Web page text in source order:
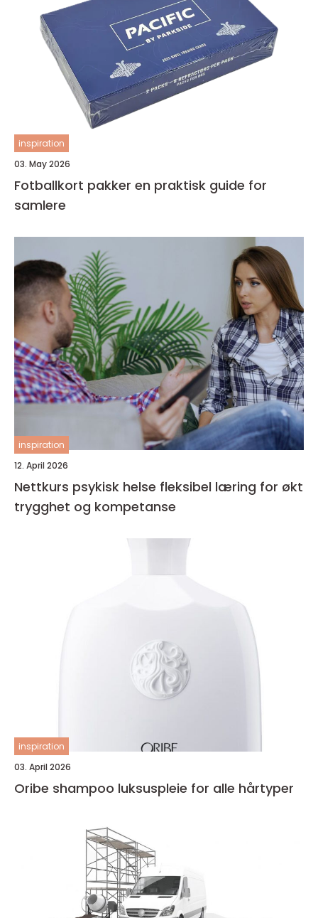
inspiration
03. May 2026
Fotballkort pakker en praktisk guide for
samlere
inspiration
12. April 2026
Nettkurs psykisk helse fleksibel læring for økt
trygghet og kompetanse
inspiration
03. April 2026
Oribe shampoo luksuspleie for alle hårtyper